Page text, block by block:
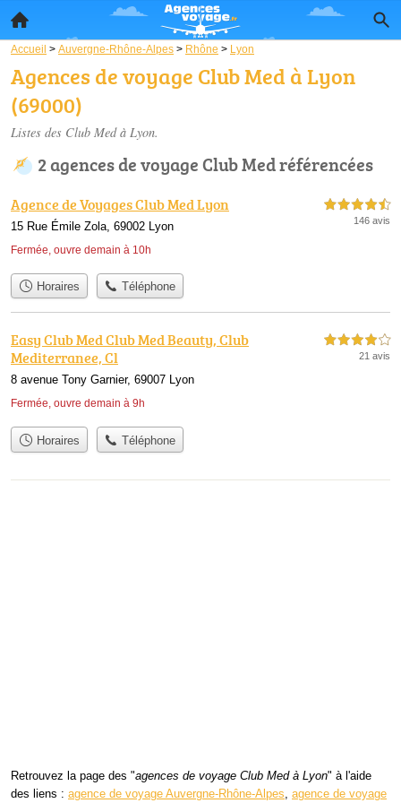
Accueil > Auvergne-Rhône-Alpes > Rhône > Lyon
Agences de voyage Club Med à Lyon
(69000)
Listes des Club Med à Lyon.
2 agences de voyage Club Med référencées
Agence de Voyages Club Med Lyon
15 Rue Émile Zola, 69002 Lyon
Fermée, ouvre demain à 10h
4,5 étoiles sur 5
146 avis
Horaires Téléphone
Easy Club Med Club Med Beauty, Club
Mediterranee, Cl
8 avenue Tony Garnier, 69007 Lyon
Fermée, ouvre demain à 9h
4,0 étoiles sur 5
21 avis
Horaires Téléphone
Retrouvez la page des "agences de voyage Club Med à Lyon" à l'aide
des liens : agence de voyage Auvergne-Rhône-Alpes agence de voyage